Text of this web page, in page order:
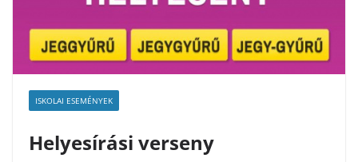
ISKOLAI ESEMÉNYEK
Helyesírási verseny